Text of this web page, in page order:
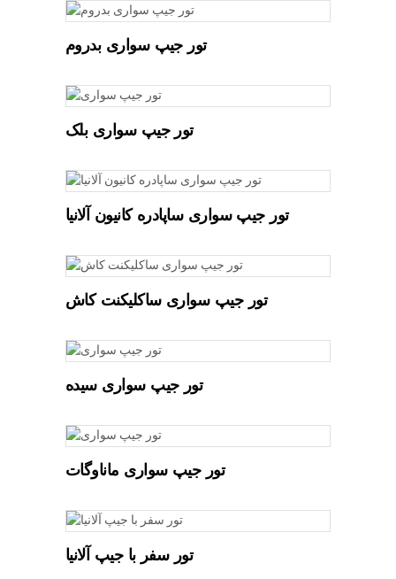
تور جیپ سواری بدروم
تور جیپ سواری بلک
تور جیپ سواری ساپادره کانیون آلانیا
تور جیپ سواری ساکلیکنت کاش
تور جیپ سواری سیده
تور جیپ سواری ماناوگات
تور سفر با جیپ آلانیا